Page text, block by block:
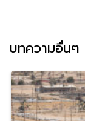
บทความอื่นๆ